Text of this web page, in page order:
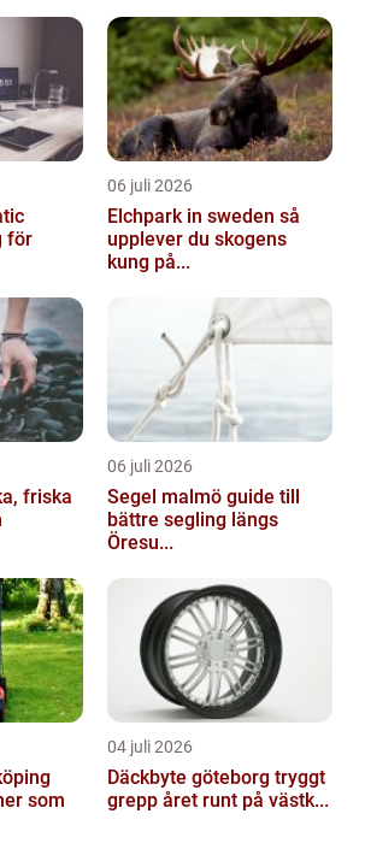
för
06 juli 2026
Elchpark in sweden så
upplever du skogens
kung på...
friska
06 juli 2026
Segel malmö guide till
bättre segling längs
Öresu...
som
04 juli 2026
Däckbyte göteborg tryggt
grepp året runt på västk...